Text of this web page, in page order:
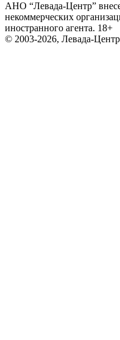
АНО “Левада-Центр”
некоммерческих
иностранного агента. 18+
© 2003-2026, Левада-